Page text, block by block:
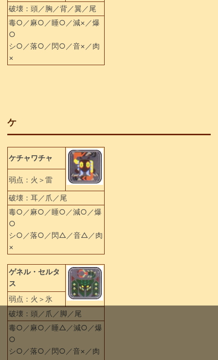
破壊：頭／胸／背／翼／尾
毒○／麻○／睡○／減×／爆
○
シ○／落○／閃○／音×／肉
×
ケ
ケチャワチャ
弱点：火＞雷
破壊：耳／爪／尾
毒○／麻○／睡○／減○／爆
○
シ○／落○／閃△／音△／肉
×
ゲネル・セルタ
ス
弱点：火＞氷
破壊：頭／爪／脚／尾
毒○／麻○／睡△／減○／爆
○
シ○／落○／閃○／音×／肉